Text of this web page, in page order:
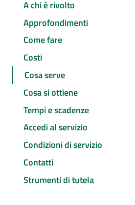
A chi è rivolto
Approfondimenti
Come fare
Costi
Cosa serve
Cosa si ottiene
Tempi e scadenze
Accedi al servizio
Condizioni di servizio
Contatti
Strumenti di tutela